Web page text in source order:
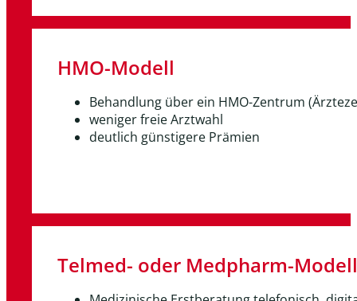
HMO-Modell
Behandlung über ein HMO-Zentrum
weniger freie Arztwahl
deutlich günstigere Prämien
Telmed- oder Medpharm-Modell